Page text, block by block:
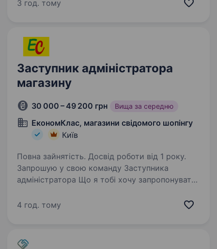
3 год. тому
Заступник адміністратора
магазину
30 000 – 49 200 грн Вища за середню
ЕкономКлас, магазини свідомого шопінгу
Київ
Повна зайнятість. Досвід роботи від 1 року.
Запрошую у свою команду Заступника
адміністратора Що я тобі хочу запропонувати:
(корпоративне навчання) Роботу поруч
4 год. тому